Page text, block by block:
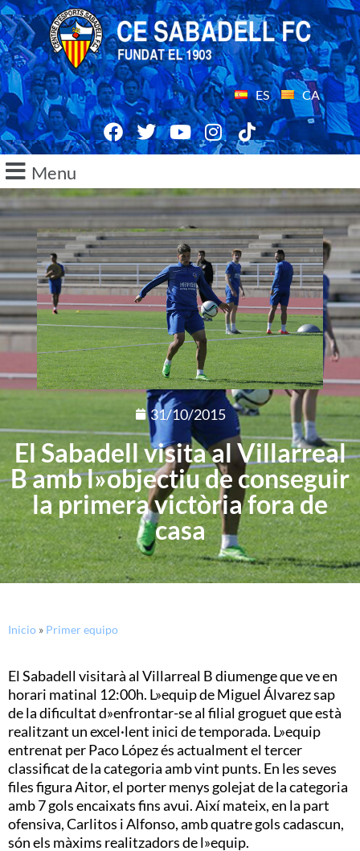
ES CA
Menu
31/10/2015
El Sabadell visita al Villarreal
B amb l»objectiu de conseguir
la primera victòria fora de
casa
Inicio » Primer equipo
El Sabadell visitarà al Villarreal B diumenge que ve en
horari matinal 12:00h. L»equip de Miguel Álvarez sap
de la dificultat d»enfrontar-se al filial groguet que està
realitzant un excel·lent inici de temporada. L»equip
entrenat per Paco López és actualment el tercer
classificat de la categoria amb vint punts. En les seves
files figura Aitor, el porter menys golejat de la categoria
amb 7 gols encaixats fins avui. Així mateix, en la part
ofensiva, Carlitos i Alfonso, amb quatre gols cadascun,
són els màxims realitzadors de l»equip.